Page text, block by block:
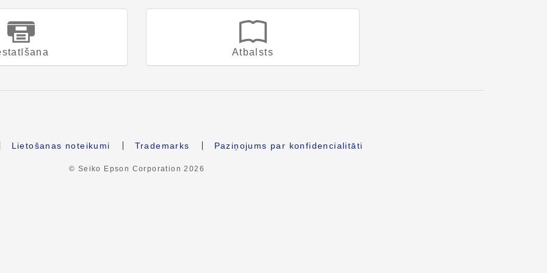
Atbalsts
Lietošanas noteikumi Trademarks Paziņojums par konfidencialitāti
© Seiko Epson Corporation2026